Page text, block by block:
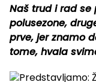
Naš trud i rad se
polusezone,
prve, jer znamo
tome, hvala